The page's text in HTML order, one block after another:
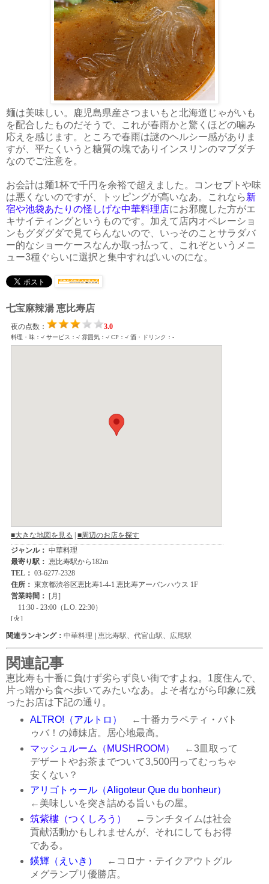
麺は美味しい。鹿児島県産さつまいもと北海道じゃがいも
を配合したものだそうで、これが春雨かと驚くほどの噛み
応えを感じます。ところで春雨は謎のヘルシー感がありま
すが、平たくいうと糖質の塊でありインスリンのマブダチ
なのでご注意を。
お会計は麺1杯で千円を余裕で超えました。コンセプトや味
は悪くないのですが、トッピングが高いなあ。これなら新
宿や池袋あたりの怪しげな中華料理店にお邪魔した方がエ
キサイティングというものです。加えて店内オペレーショ
ンもグダグダで見てらんないので、いっそのことサラダバ
ー的なショーケースなんか取っ払って、これぞというメニ
ュー3種ぐらいに選択と集中すればいいのにな。
七宝麻辣湯 恵比寿店
関連ランキング： 中華料理 | 恵比寿駅 代官山駅 広尾駅
関連記事
恵比寿も十番に負けず劣らず良い街ですよね。1度住んで、
片っ端から食べ歩いてみたいなあ。よそ者ながら印象に残
ったお店は下記の通り。
ALTRO!（アルトロ）
←十番カラペティ・バト
ゥバ！の姉妹店。居心地最高。
マッシュルーム（MUSHROOM）
←3皿取って
デザートやお茶までついて3,500円ってむっちゃ
安くない？
アリゴトゥール（Aligoteur Que du bonheur）
←美味しいを突き詰める旨いもの屋。
筑紫樓（つくしろう）
←ランチタイムは社会
貢献活動かもしれませんが、それにしてもお得
である。
鍈輝（えいき）
←コロナ・テイクアウトグル
メグランプリ優勝店。